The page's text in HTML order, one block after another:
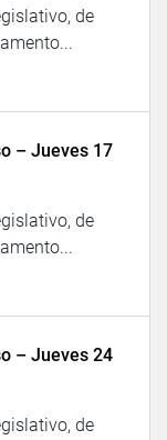
de
– Jueves 17
de
– Jueves 24
de